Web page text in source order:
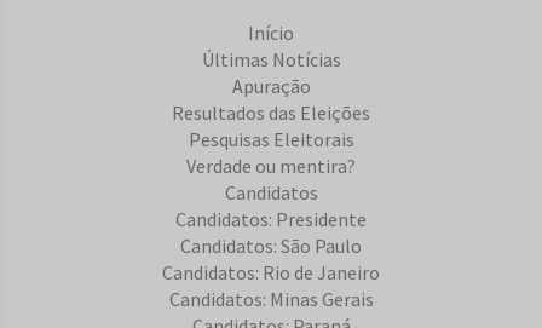
Início
Últimas Notícias
Apuração
Resultados das Eleições
Pesquisas Eleitorais
Verdade ou mentira?
Candidatos
Candidatos: Presidente
Candidatos: São Paulo
Candidatos: Rio de Janeiro
Candidatos: Minas Gerais